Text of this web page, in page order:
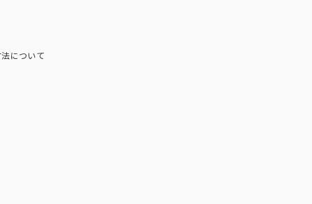
について